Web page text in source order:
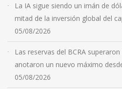
La IA sigue siendo un imán de
mitad de la inversión global del
05/08/2026
Las reservas del BCRA
anotaron un nuevo máximo
05/08/2026